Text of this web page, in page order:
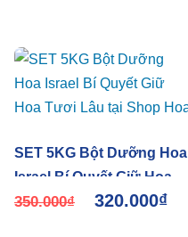
SET 5KG Bột Dưỡng Hoa
Israel Bí Quyết Giữ Hoa
Tươi Lâu tại Shop Hoa
350.000₫ 320.000₫